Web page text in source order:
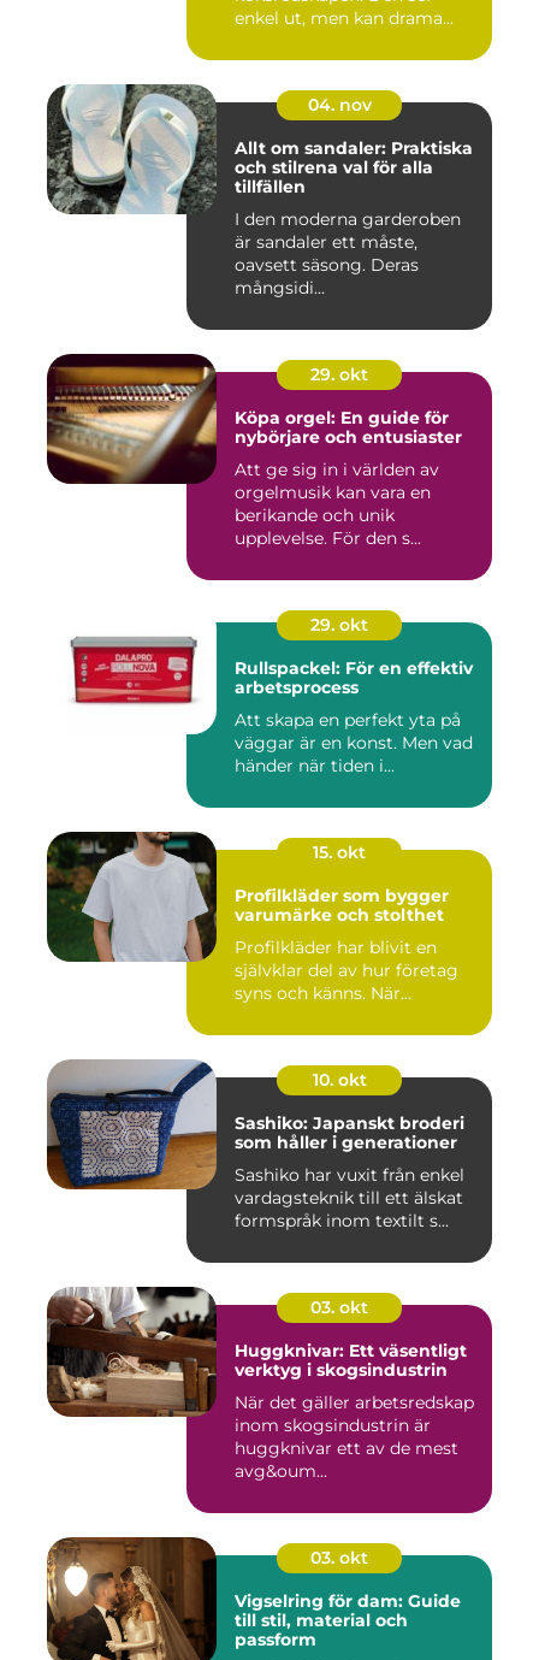
enkel ut, men kan drama...
04. nov
Allt om sandaler: Praktiska
och stilrena val för alla
tillfällen
I den moderna garderoben
är sandaler ett måste,
oavsett säsong. Deras
mångsidi...
29. okt
Köpa orgel: En guide för
nybörjare och entusiaster
Att ge sig in i världen av
orgelmusik kan vara en
berikande och unik
upplevelse. För den s...
29. okt
Rullspackel: För en effektiv
arbetsprocess
Att skapa en perfekt yta på
väggar är en konst. Men vad
händer när tiden i...
15. okt
Profilkläder som bygger
varumärke och stolthet
Profilkläder har blivit en
självklar del av hur företag
syns och känns. När...
10. okt
Sashiko: Japanskt broderi
som håller i generationer
Sashiko har vuxit från enkel
vardagsteknik till ett älskat
formspråk inom textilt s...
03. okt
Huggknivar: Ett väsentligt
verktyg i skogsindustrin
När det gäller arbetsredskap
inom skogsindustrin är
huggknivar ett av de mest
avg&oum...
03. okt
Vigselring för dam: Guide
till stil, material och
passform